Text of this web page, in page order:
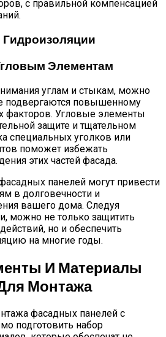
с правильной компенсацией
Гидроизоляции
Элементам
углам и стыкам, можно
подвергаются повышенному
факторов. Угловые элементы
защите и тщательном
специальных уголков или
поможет избежать
этих частей фасада.
панелей могут привести
в долговечности и
вашего дома. Следуя
можно не только защитить
но и обеспечить
на многие годы.
И Материалы
Монтажа
фасадных панелей с
подготовить набор